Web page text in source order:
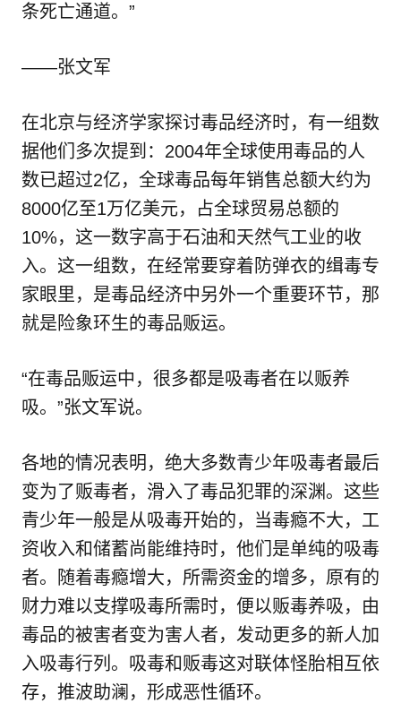
条死亡通道。”
——张文军
在北京与经济学家探讨毒品经济时，有一组数
据他们多次提到：2004年全球使用毒品的人
数已超过2亿，全球毒品每年销售总额大约为
8000亿至1万亿美元，占全球贸易总额的
10%，这一数字高于石油和天然气工业的收
入。这一组数，在经常要穿着防弹衣的缉毒专
家眼里，是毒品经济中另外一个重要环节，那
就是险象环生的毒品贩运。
“在毒品贩运中，很多都是吸毒者在以贩养
吸。”张文军说。
各地的情况表明，绝大多数青少年吸毒者最后
变为了贩毒者，滑入了毒品犯罪的深渊。这些
青少年一般是从吸毒开始的，当毒瘾不大，工
资收入和储蓄尚能维持时，他们是单纯的吸毒
者。随着毒瘾增大，所需资金的增多，原有的
财力难以支撑吸毒所需时，便以贩毒养吸，由
毒品的被害者变为害人者，发动更多的新人加
入吸毒行列。吸毒和贩毒这对联体怪胎相互依
存，推波助澜，形成恶性循环。